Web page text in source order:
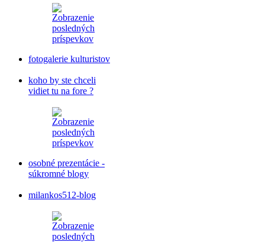
fotogalerie kulturistov
koho by ste chceli
vidiet tu na fore ?
osobné prezentácie -
súkromné blogy
milankos512-blog